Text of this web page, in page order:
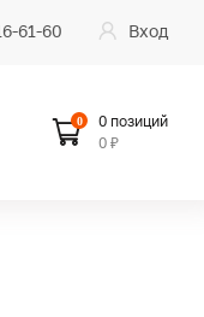
61-60 Вход
0
0 позиций
0 ₽